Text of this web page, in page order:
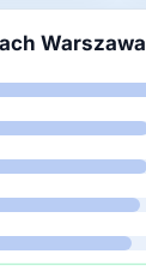
Warszawa